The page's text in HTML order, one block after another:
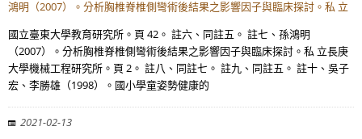
鴻明（2007）。分析胸椎脊椎側彎術後結果之影響因子與臨床探討。私 立
國立臺東大學教育研究所。頁 42。 註六、同註五。 註七、孫鴻明
（2007）。分析胸椎脊椎側彎術後結果之影響因子與臨床探討。私 立長庚
大學機械工程研究所。頁 2。 註八、同註七。 註九、同註五。 註十、吳子
宏、李勝雄（1998）。國小學童姿勢健康的
2021-02-13